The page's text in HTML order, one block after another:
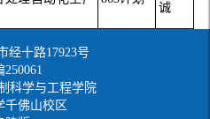
诚
经十路17923号
250061
科学与工程学院
千佛山校区